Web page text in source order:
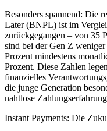
Besonders spannend: Die
Later (BNPL) ist im
zurückgegangen – von 35
sind bei der Gen Z
Prozent mindestens
Prozent. Diese Zahlen
finanzielles
die junge Generation
nahtlose
Instant Payments: Die